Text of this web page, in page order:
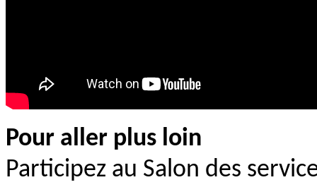
Pour aller plus loin
Participez au Salon des